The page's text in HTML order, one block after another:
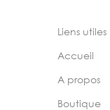
Liens utiles
Accueil
A propos
Boutique